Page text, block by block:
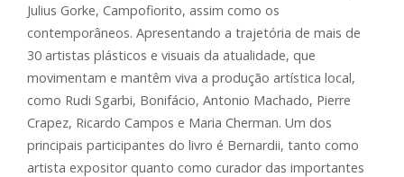
Julius Gorke, Campofiorito, assim como os
contemporâneos. Apresentando a trajetória de mais de
30 artistas plásticos e visuais da atualidade, que
movimentam e mantêm viva a produção artística local,
como Rudi Sgarbi, Bonifácio, Antonio Machado, Pierre
Crapez, Ricardo Campos e Maria Cherman. Um dos
principais participantes do livro é Bernardii, tanto como
artista expositor quanto como curador das importantes